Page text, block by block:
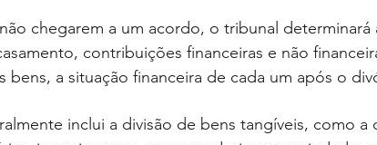
chegarem a um acordo, o tribunal determinará
contribuições financeiras e não
bens, a situação financeira de cada um após o
inclui a divisão de bens tangíveis, como a